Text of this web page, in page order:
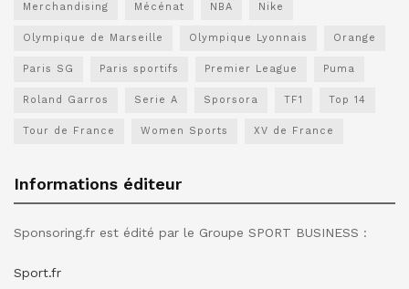
Merchandising Mécénat NBA Nike
Olympique de Marseille Olympique Lyonnais Orange
Paris SG Paris sportifs Premier League Puma
Roland Garros Serie A Sporsora TF1 Top 14
Tour de France Women Sports XV de France
Informations éditeur
Sponsoring.fr est édité par le Groupe SPORT BUSINESS :
Sport.fr